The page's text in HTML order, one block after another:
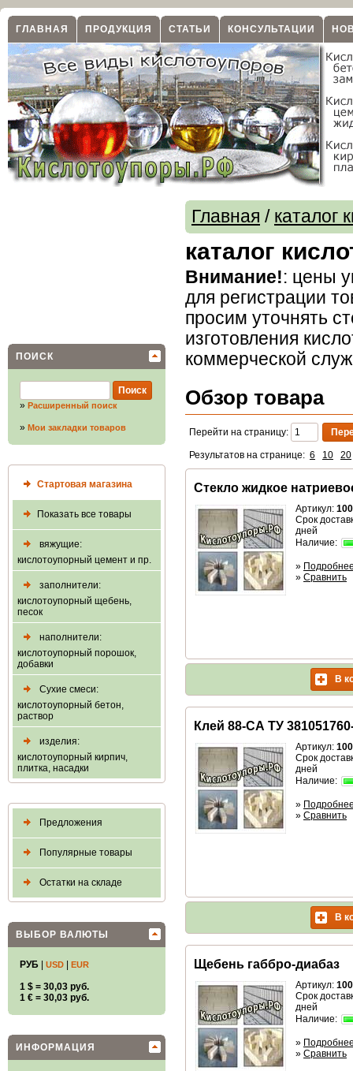
ГЛАВНАЯ ПРОДУКЦИЯ СТАТЬИ КОНСУЛЬТАЦИИ
ПОИСК
» Расширенный поиск
» Мои закладки товаров
Стартовая магазина
Показать все товары
вяжущие:
кислотоупорный цемент и пр.
заполнители:
кислотоупорный щебень,
песок
наполнители:
кислотоупорный порошок,
добавки
Сухие смеси:
кислотоупорный бетон,
раствор
изделия:
кислотоупорный кирпич,
плитка, насадки
Предложения
Популярные товары
Остатки на складе
ВЫБОР ВАЛЮТЫ
РУБ USD EUR
1 $ = 30,03 руб.
1 € = 30,03 руб.
ИНФОРМАЦИЯ
Главная / каталог
каталог
Внимание!: цены
для регистрации
просим уточнять
изготовления
коммерческой
Обзор товара
Перейти на страницу:
Результатов на странице: 6 10 20
Стекло жидкое
Артикул:
Срок
дней
Наличие:
»
» Сравнить
В
Клей 88-СА ТУ
Артикул:
Срок
дней
Наличие:
»
» Сравнить
В
Щебень габбро-диабаз
Артикул:
Срок
дней
Наличие:
»
» Сравнить